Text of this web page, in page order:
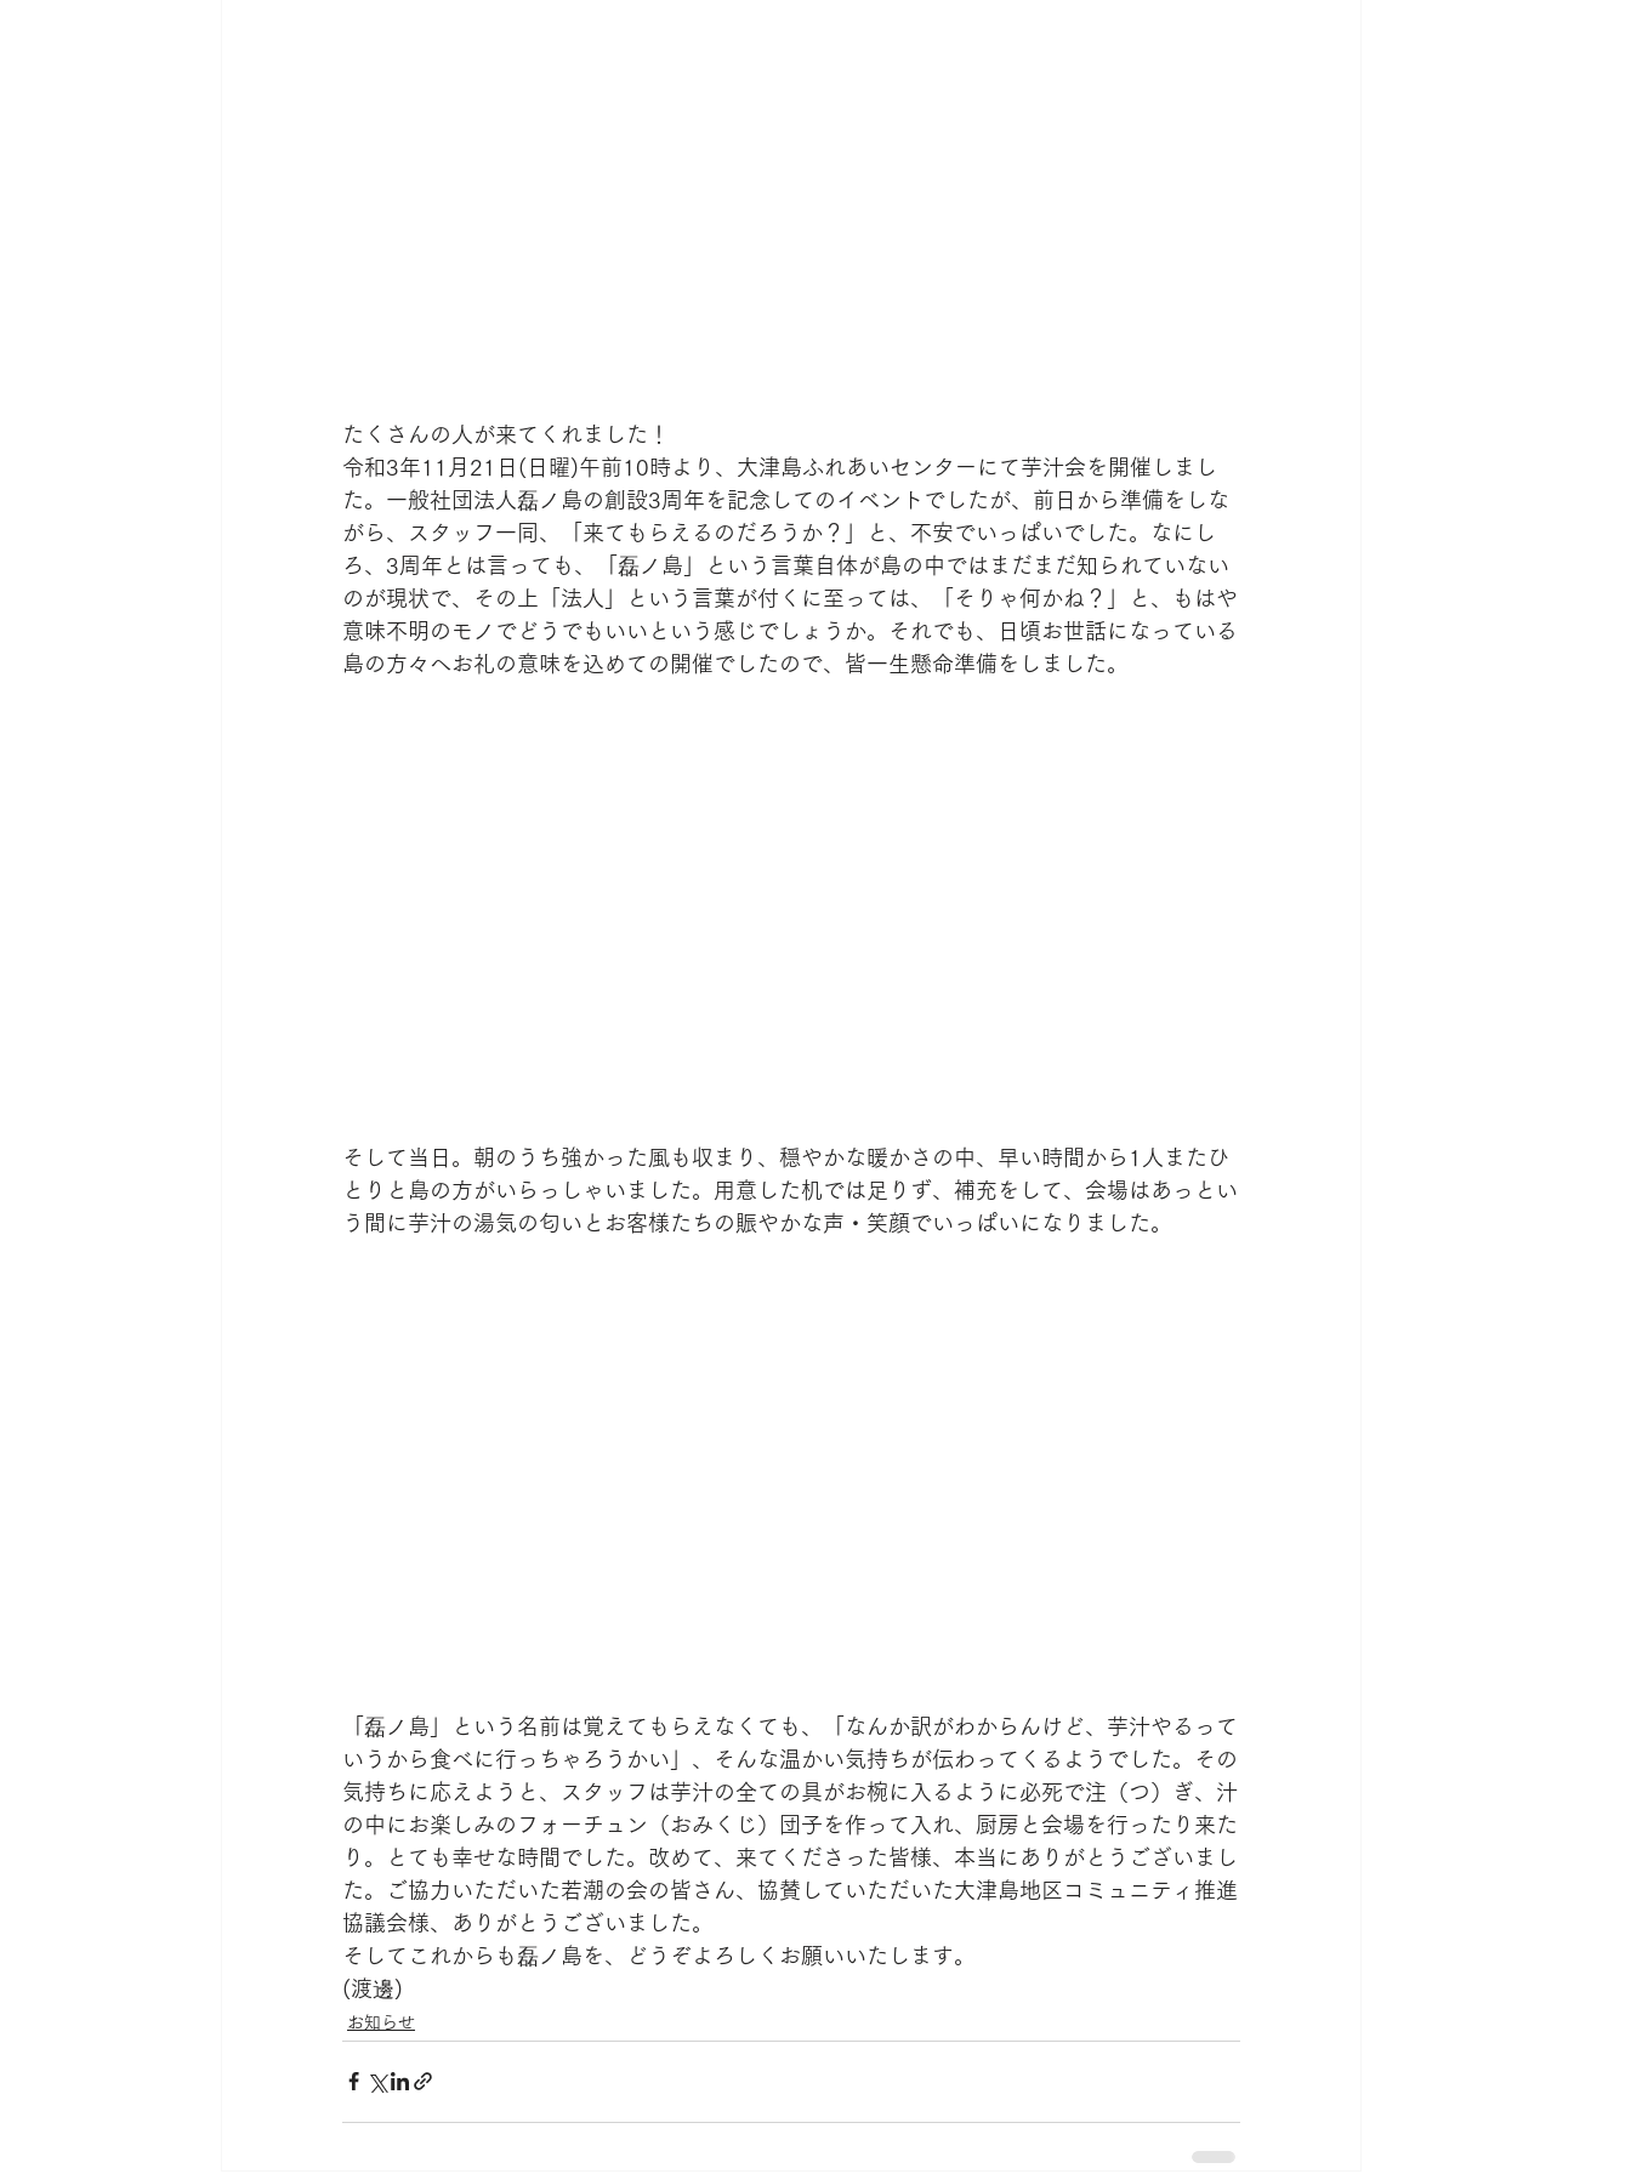
たくさんの人が来てくれました！
令和3年11月21日(日曜)午前10時より、大津島ふれあいセンターにて芋汁会を開催しまし
た。一般社団法人磊ノ島の創設3周年を記念してのイベントでしたが、前日から準備をしな
がら、スタッフ一同、「来てもらえるのだろうか？」と、不安でいっぱいでした。なにし
ろ、3周年とは言っても、「磊ノ島」という言葉自体が島の中ではまだまだ知られていない
のが現状で、その上「法人」という言葉が付くに至っては、「そりゃ何かね？」と、もはや
意味不明のモノでどうでもいいという感じでしょうか。それでも、日頃お世話になっている
島の方々へお礼の意味を込めての開催でしたので、皆一生懸命準備をしました。
そして当日。朝のうち強かった風も収まり、穏やかな暖かさの中、早い時間から1人またひ
とりと島の方がいらっしゃいました。用意した机では足りず、補充をして、会場はあっとい
う間に芋汁の湯気の匂いとお客様たちの賑やかな声・笑顔でいっぱいになりました。
「磊ノ島」という名前は覚えてもらえなくても、「なんか訳がわからんけど、芋汁やるって
いうから食べに行っちゃろうかい」、そんな温かい気持ちが伝わってくるようでした。その
気持ちに応えようと、スタッフは芋汁の全ての具がお椀に入るように必死で注（つ）ぎ、汁
の中にお楽しみのフォーチュン（おみくじ）団子を作って入れ、厨房と会場を行ったり来た
り。とても幸せな時間でした。改めて、来てくださった皆様、本当にありがとうございまし
た。ご協力いただいた若潮の会の皆さん、協賛していただいた大津島地区コミュニティ推進
協議会様、ありがとうございました。
そしてこれからも磊ノ島を、どうぞよろしくお願いいたします。
(渡邊)
お知らせ